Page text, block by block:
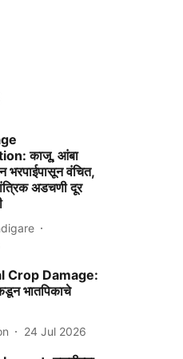
काजू, आंबा
भरपाईपासून वंचित,
अडचणी दूर
Crop Damage:
भातपिकाचे
24 Jul 2026